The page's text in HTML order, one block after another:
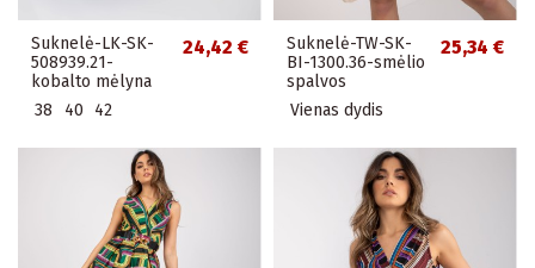
Suknelė-LK-SK-
508939.21-
kobalto mėlyna
24,42 €
38 40 42
Suknelė-TW-SK-
BI-1300.36-smėlio
spalvos
25,34 €
Vienas dydis